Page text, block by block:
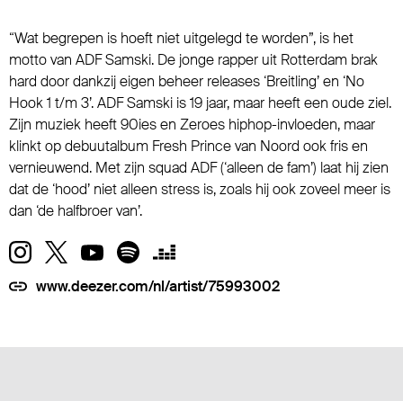
“Wat begrepen is hoeft niet uitgelegd te worden”, is het
motto van ADF Samski. De jonge rapper uit Rotterdam brak
hard door dankzij eigen beheer releases ‘Breitling’ en ‘No
Hook 1 t/m 3’. ADF Samski is 19 jaar, maar heeft een oude ziel.
Zijn muziek heeft 90ies en Zeroes hiphop-invloeden, maar
klinkt op debuutalbum Fresh Prince van Noord ook fris en
vernieuwend. Met zijn squad ADF (‘alleen de fam’) laat hij zien
dat de ‘hood’ niet alleen stress is, zoals hij ook zoveel meer is
dan ‘de halfbroer van’.
www.deezer.com/nl/artist/75993002